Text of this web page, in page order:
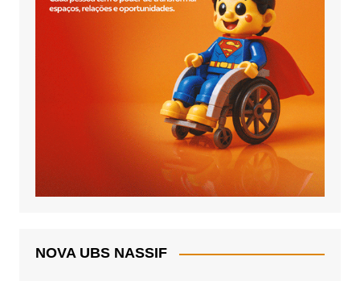
NOVA UBS NASSIF